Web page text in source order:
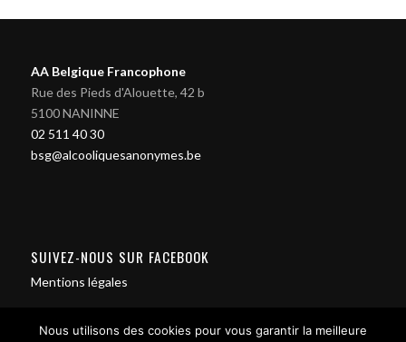
AA Belgique Francophone
Rue des Pieds d'Alouette, 42 b
5100 NANINNE
02 511 40 30
bsg@alcooliquesanonymes.be
SUIVEZ-NOUS SUR FACEBOOK
Mentions légales
Nous utilisons des cookies pour vous garantir la meilleure